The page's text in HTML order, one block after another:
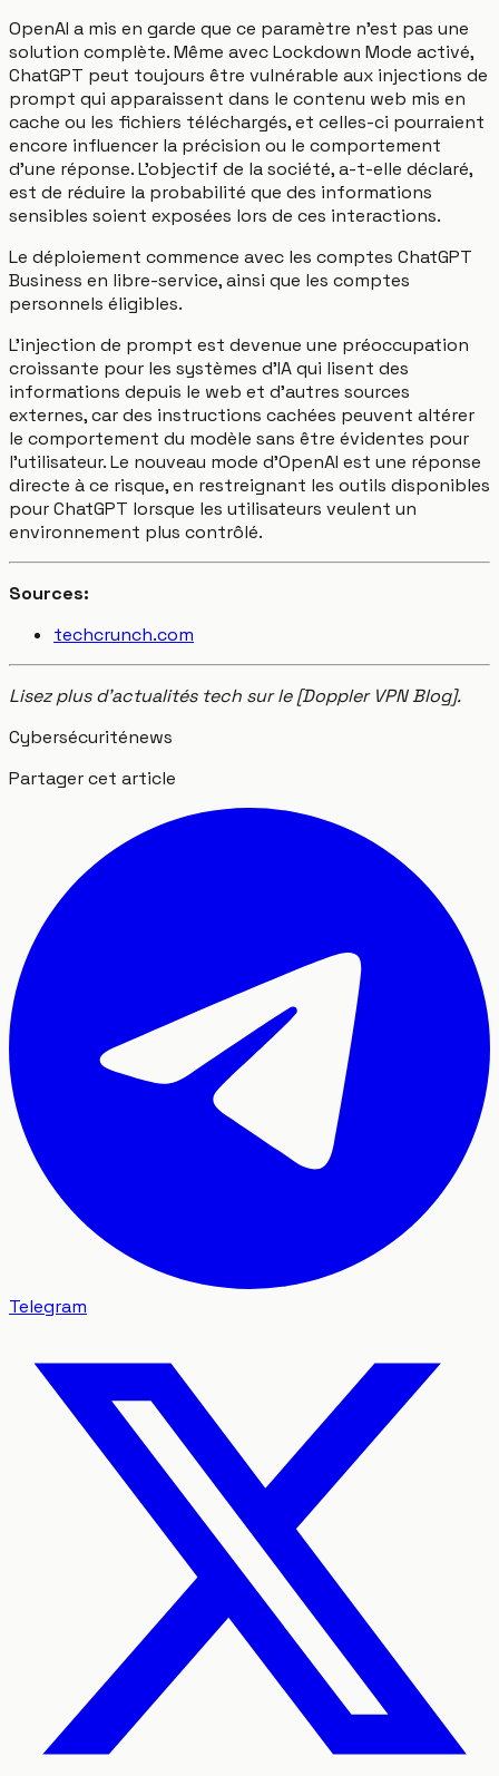
OpenAI a mis en garde que ce paramètre n'est pas une
solution complète. Même avec Lockdown Mode activé,
ChatGPT peut toujours être vulnérable aux injections de
prompt qui apparaissent dans le contenu web mis en
cache ou les fichiers téléchargés, et celles-ci pourraient
encore influencer la précision ou le comportement
d'une réponse. L'objectif de la société, a-t-elle déclaré,
est de réduire la probabilité que des informations
sensibles soient exposées lors de ces interactions.
Le déploiement commence avec les comptes ChatGPT
Business en libre-service, ainsi que les comptes
personnels éligibles.
L'injection de prompt est devenue une préoccupation
croissante pour les systèmes d'IA qui lisent des
informations depuis le web et d'autres sources
externes, car des instructions cachées peuvent altérer
le comportement du modèle sans être évidentes pour
l'utilisateur. Le nouveau mode d'OpenAI est une réponse
directe à ce risque, en restreignant les outils disponibles
pour ChatGPT lorsque les utilisateurs veulent un
environnement plus contrôlé.
Sources:
techcrunch.com
Lisez plus d'actualités tech sur le [Doppler VPN Blog].
Cybersécuriténews
Partager cet article
Telegram